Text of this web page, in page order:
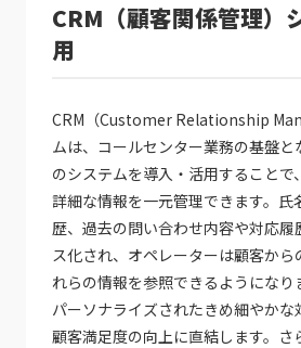
CRM（顧客関係管理）
用
CRM（Customer Relationship
ムは、コールセンター業務の基盤と
のシステムを導入・活用することで
詳細な情報を一元管理できます。氏
歴、過去の問い合わせ内容や対応履
ス化され、オペレーターは顧客から
れらの情報を参照できるようになり
パーソナライズされたきめ細やかな
顧客満足度の向上に直結します。さ